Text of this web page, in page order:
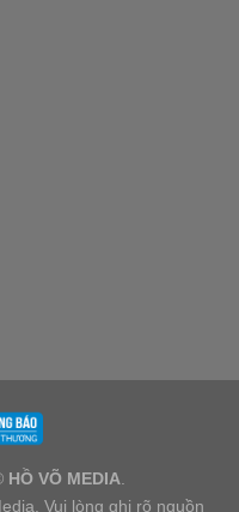
HỒ VÕ MEDIA
Vui lòng ghi rõ nguồn